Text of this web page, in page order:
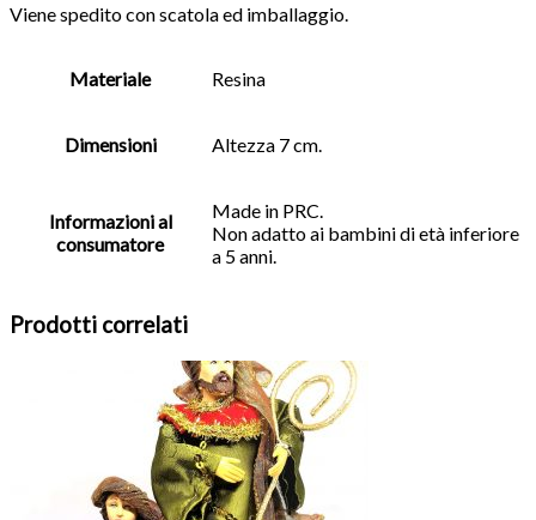
Viene spedito con scatola ed imballaggio.
Materiale Resina
Dimensioni Altezza 7 cm.
Informazioni al
consumatore
Made in PRC.
Non adatto ai bambini di età inferiore
a 5 anni.
Prodotti correlati